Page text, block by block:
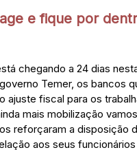
e fique por
chegando a 24 dias
Temer, os bancos
ajuste fiscal para os
mais mobilização
reforçaram a disposição
aos seus